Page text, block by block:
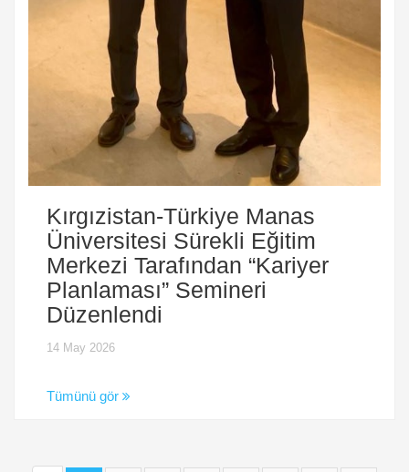
Kırgızistan-Türkiye Manas
Üniversitesi Sürekli Eğitim
Merkezi Tarafından “Kariyer
Planlaması” Semineri
Düzenlendi
14 May 2026
Tümünü gör